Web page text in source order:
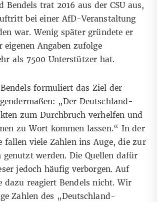
Bendels trat 2016 aus der CSU aus,
bei einer AfD-Veranstaltung
war. Wenig später gründete er
eigenen Angaben zufolge
als 7500 Unterstützer hat.
formuliert das Ziel der
„Der Deutschland-
zum Durchbruch verhelfen und
zu Wort kommen lassen.“ In der
fallen viele Zahlen ins Auge, die zur
genutzt werden. Die Quellen dafür
jedoch häufig verborgen. Auf
dazu reagiert Bendels nicht. Wir
Zahlen des „Deutschland-